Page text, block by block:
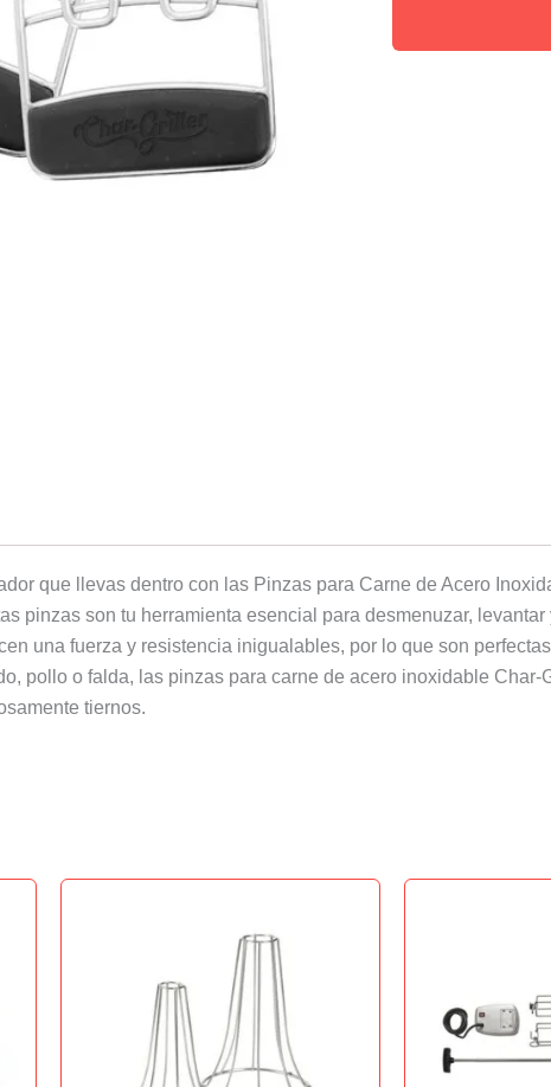
que llevas dentro con las Pinzas para Carne de Acero
pinzas son tu herramienta esencial para desmenuzar,
una fuerza y resistencia inigualables, por lo que son
pollo o falda, las pinzas para carne de acero inoxidable
tiernos.